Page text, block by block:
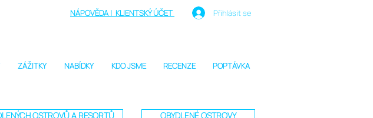
ZÁŽITKY NABÍDKY KDO JSME RECENZE POPTÁVKA
Přihlásit se
NÁPOVĚDA | KLIENTSKÝ ÚČET
OSTROVŮ A RESORTŮ OBYDLENÉ OSTROVY